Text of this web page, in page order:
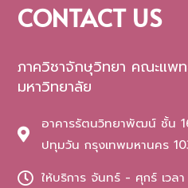
CONTACT US
ภาควิชาจักษุวิทยา คณะแพ
มหาวิทยาลัย
อาคารรัตนวิทยาพัฒน์ ชั้น
ปทุมวัน กรุงเทพมหานคร
ให้บริการ จันทร์ - ศุกร์ เวล